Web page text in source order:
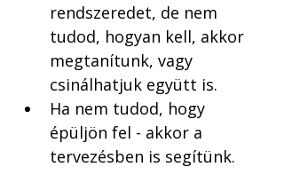
rendszeredet, de nem
tudod, hogyan kell, akkor
megtanítunk, vagy
csinálhatjuk együtt is.
Ha nem tudod, hogy
épüljön fel - akkor a
tervezésben is segítünk.